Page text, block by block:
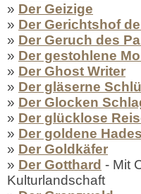
» Der Geizige
» Der Gerichtshof
» Der Geruch des
» Der gestohlene
» Der Ghost Writer
» Der gläserne
» Der Glocken
» Der glücklose
» Der goldene Hades
» Der Goldkäfer
» Der Gotthard - Mit
Kulturlandschaft